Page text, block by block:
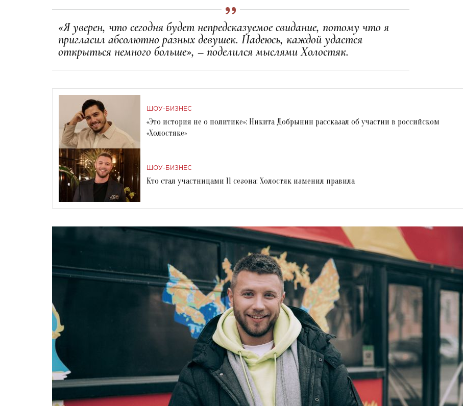
«Я уверен, что сегодня будет непредсказуемое свидание, потому что я
пригласил абсолютно разных девушек. Надеюсь, каждой удастся
открыться немного больше», – поделился мыслями Холостяк.
ШОУ-БИЗНЕС
«Это история не о политике»: Никита Добрынин рассказал об участии в российском
«Холостяке»
ШОУ-БИЗНЕС
Кто стал участницами 11 сезона: Холостяк изменил правила